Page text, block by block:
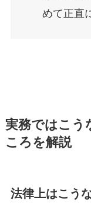
めて正直
実務ではこ
ころを解説
法律上はこう